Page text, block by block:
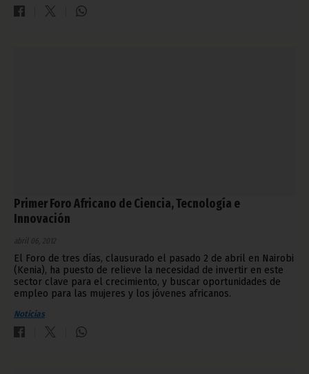
Primer Foro Africano de Ciencia, Tecnología e
Innovación
abril 06, 2012
El Foro de tres días, clausurado el pasado 2 de abril en Nairobi
(Kenia), ha puesto de relieve la necesidad de invertir en este
sector clave para el crecimiento, y buscar oportunidades de
empleo para las mujeres y los jóvenes africanos.
Noticias